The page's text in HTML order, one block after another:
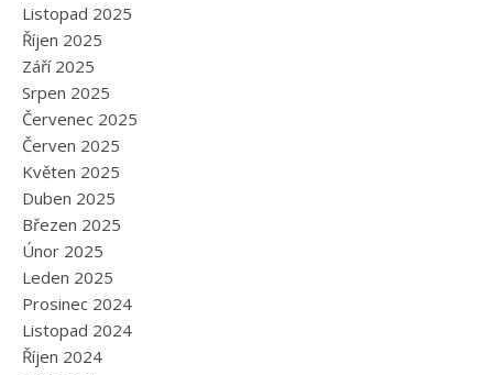
Listopad 2025
Říjen 2025
Září 2025
Srpen 2025
Červenec 2025
Červen 2025
Květen 2025
Duben 2025
Březen 2025
Únor 2025
Leden 2025
Prosinec 2024
Listopad 2024
Říjen 2024